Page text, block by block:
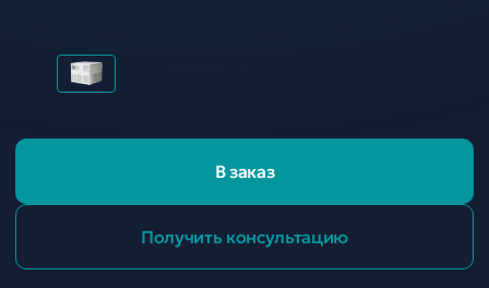
В заказ
Получить консультацию